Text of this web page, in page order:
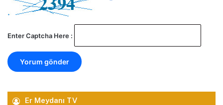
Enter Captcha Here :
Er Meydanı TV